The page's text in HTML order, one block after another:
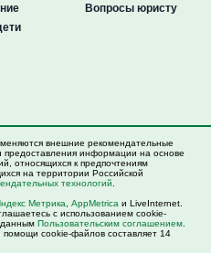
Вопросы юристу
внешние рекомендательные
информации на основе
относящихся к предпочтениям
на территории Российской
технологий
Метрика AppMetrica и LiveInternet.
с использованием cookie-
данным Пользовательским соглашением
cookie-файлов составляет 14